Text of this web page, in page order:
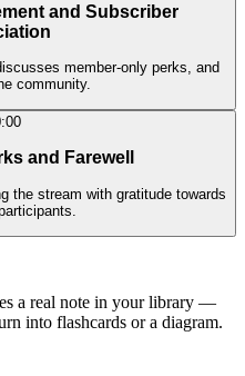
and Subscriber
member-only perks, and
community.
and Farewell
the stream with gratitude towards
a real note in your library —
into flashcards or a diagram.